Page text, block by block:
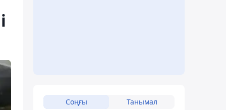
Соңғы Танымал